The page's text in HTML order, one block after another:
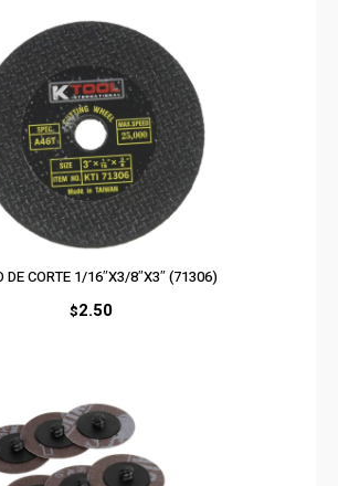
DE CORTE 1/16″X3/8″X3″ (71306)
$2.50